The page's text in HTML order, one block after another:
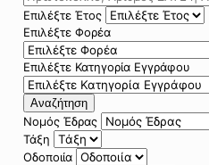
Επιλέξτε Έτος
Επιλέξτε Φορέα
Επιλέξτε Κατηγορία Εγγράφου
Αναζήτηση
Νομός Έδρας
Τάξη
Οδοποιία